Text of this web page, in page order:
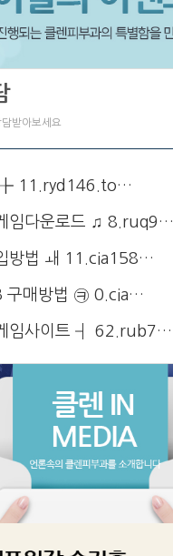
받아보세요
╊ 11.ryd146.to…
임다운로드 ♫ 8.ruq9…
방법 ㅙ 11.cia158…
구매방법 ㉪ 0.cia…
임사이트 ┫ 62.rub7…